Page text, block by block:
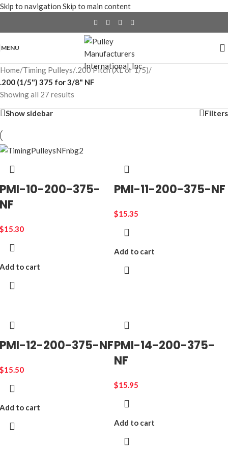
Skip to navigation Skip to main content
MENU
Home/Timing Pulleys/.200 Pitch (XL or 1/5)/
.200 (1/5") 375 for 3/8" NF
Showing all 27 results
Show sidebar Filters
PMI-10-200-375-
NF
$15.30
Add to cart
PMI-11-200-375-NF
$15.35
Add to cart
PMI-12-200-375-NF
$15.50
Add to cart
PMI-14-200-375-
NF
$15.95
Add to cart